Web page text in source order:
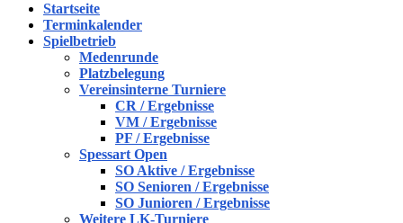
Startseite
Terminkalender
Spielbetrieb
Medenrunde
Platzbelegung
Vereinsinterne Turniere
CR / Ergebnisse
VM / Ergebnisse
PF / Ergebnisse
Spessart Open
SO Aktive / Ergebnisse
SO Senioren / Ergebnisse
SO Junioren / Ergebnisse
Weitere LK-Turniere